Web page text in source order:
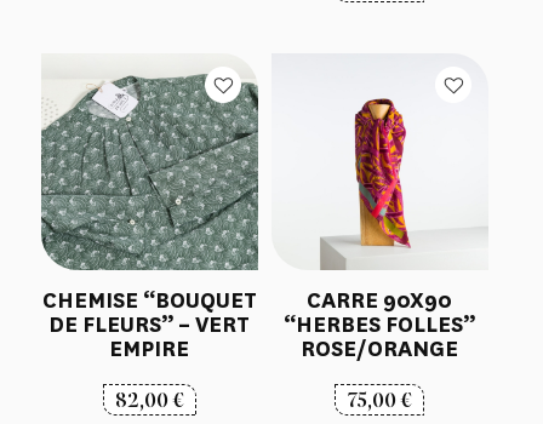
CHEMISE “BOUQUET
DE FLEURS” – VERT
EMPIRE
82,00€
CARRE 90X90
“HERBES FOLLES”
ROSE/ORANGE
75,00€